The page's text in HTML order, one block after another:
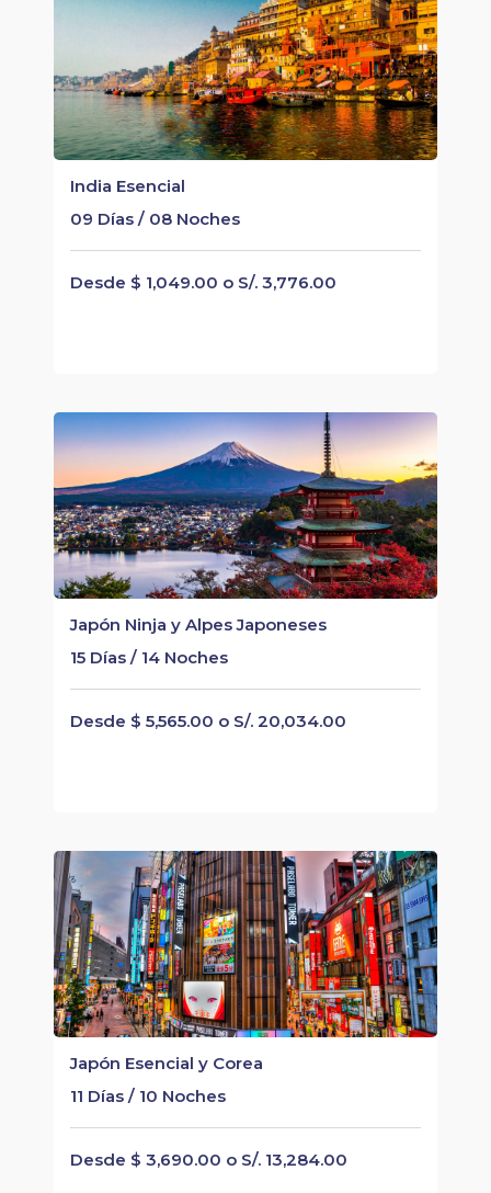
India Esencial
09 Días / 08 Noches
Desde $ 1,049.00 o S/. 3,776.00
Japón Ninja y Alpes Japoneses
15 Días / 14 Noches
Desde $ 5,565.00 o S/. 20,034.00
Japón Esencial y Corea
11 Días / 10 Noches
Desde $ 3,690.00 o S/. 13,284.00